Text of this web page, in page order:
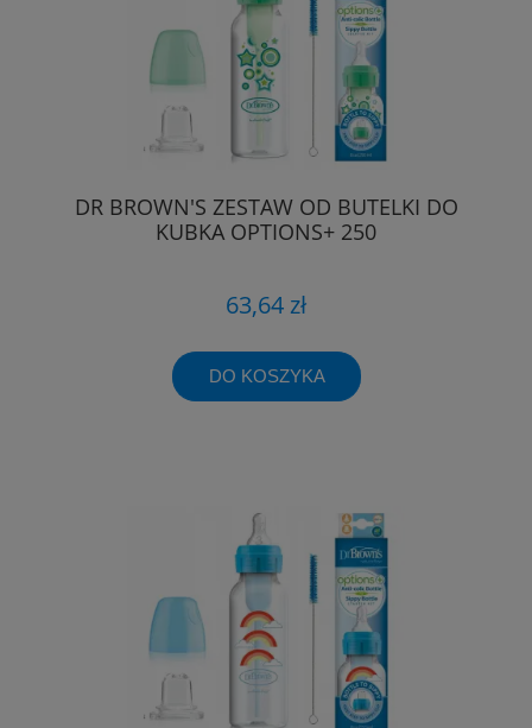
DR BROWN'S ZESTAW OD BUTELKI DO
KUBKA OPTIONS+ 250
63,64 zł
DO KOSZYKA